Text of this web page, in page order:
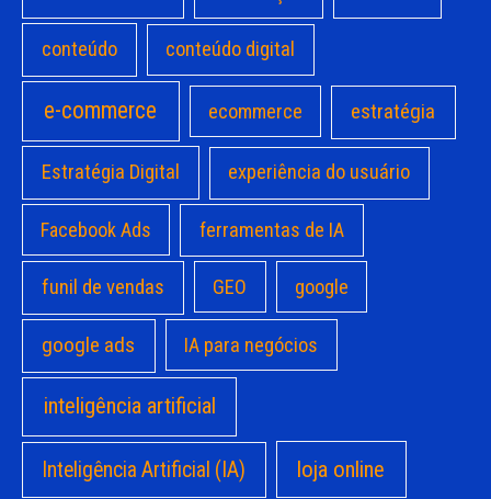
conteúdo conteúdo digital
e-commerce ecommerce estratégia
Estratégia Digital experiência do usuário
Facebook Ads ferramentas de IA
funil de vendas GEO google
google ads IA para negócios
inteligência artificial
Inteligência Artificial (IA) loja online